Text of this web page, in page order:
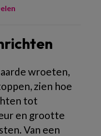
wroeten,
zien hoe
tot
en grootte
Van een